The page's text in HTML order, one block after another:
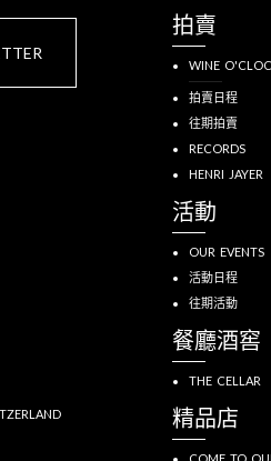
拍賣
WINE
拍賣日程
往期拍賣
RECORDS
HENRI JAYER
活動
OUR EVENTS
活動日程
往期活動
餐廳酒窖
THE CELLAR
精品店
COME TO